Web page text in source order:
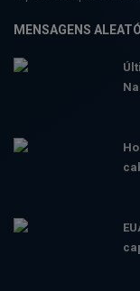
MENSAGENS